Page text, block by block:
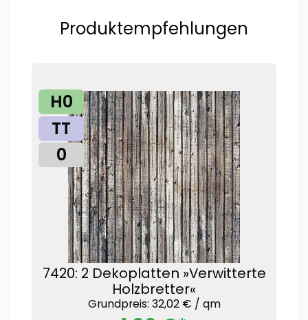
Produktempfehlungen
H0
TT
0
7420: 2 Dekoplatten »Verwitterte
Holzbretter«
Grundpreis: 32,02 € / qm